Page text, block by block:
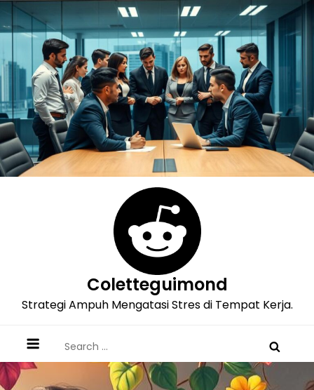
Skip
to
Coletteguimond
Strategi Ampuh Mengatasi Stres di Tempat Kerja.
for: